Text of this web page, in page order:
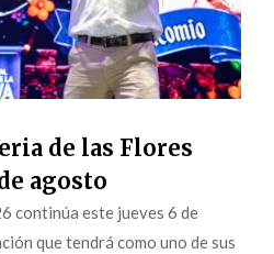
de las Flores
agosto
continúa este jueves 6 de
que tendrá como uno de sus